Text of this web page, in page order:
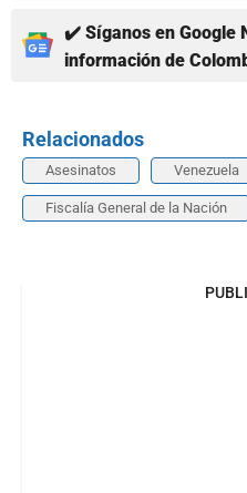
✔️ Síganos en Google
información de
Relacionados
Asesinatos Venezuela
Fiscalía General de la Nación